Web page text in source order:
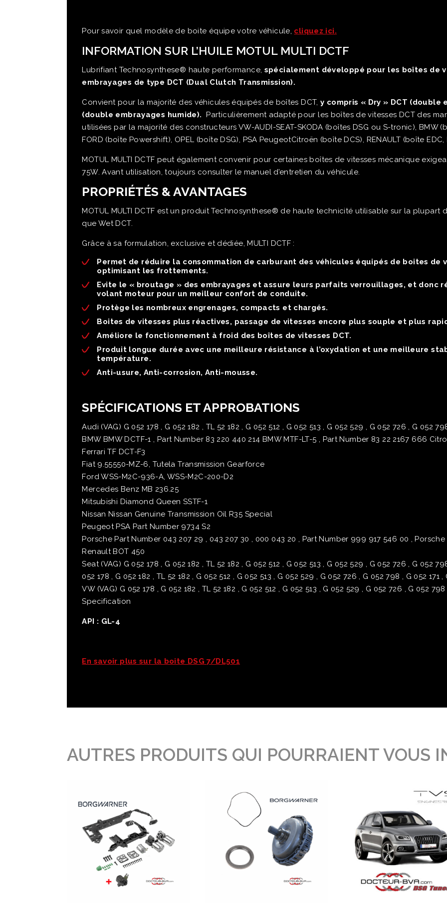
Pour savoir quel modèle de boite équipe votre véhicule, cliquez ici.
INFORMATION SUR L’HUILE MOTUL MULTI DCTF
Lubrifiant Technosynthese® haute performance, spécialement développé pour les boîtes de
embrayages de type DCT (Dual Clutch Transmission).
Convient pour la majorité des véhicules équipés de boîtes DCT,y compris « Dry » DCT (double
(double embrayages humide). Particulièrement adapté pour les boîtes de vitesses DCT des
utilisées par la majorité des constructeurs VW-AUDI-SEAT-SKODA (boîtes DSG ou S-tronic), BMW
FORD (boîte Powershift), OPEL (boîte DSG), PSA PeugeotCitroën (boîte DCS), RENAULT (boîte EDC,
MOTUL MULTI DCTF peut également convenir pour certaines boîtes de vitesses mécanique
75W. Avant utilisation, toujours consulter le manuel d’entretien du véhicule.
PROPRIÉTÉS & AVANTAGES
MOTUL MULTI DCTF est un produit Technosynthese® de haute technicité utilisable sur la plupart
que Wet DCT.
Grâce à sa formulation, exclusive et dédiée, MULTI DCTF :
Permet de réduire la consommation de carburant des véhicules équipés de boites de
optimisant les frottements.
Evite le « broutage » des embrayages et assure leurs parfaits verrouillages, et donc
volant moteur pour un meilleur confort de conduite.
Protège les nombreux engrenages, compacts et chargés.
Boites de vitesses plus réactives, passage de vitesses encore plus souple et plus
Améliore le fonctionnement à froid des boîtes de vitesses DCT.
Produit longue durée avec une meilleure résistance à l’oxydation et une meilleure
température.
Anti-usure, Anti-corrosion, Anti-mousse.
SPÉCIFICATIONS ET APPROBATIONS
Audi (VAG) G 052 178 , G 052 182 , TL 52 182 , G 052 512 , G 052 513 , G 052 529 , G 052 726 , G 052
BMW BMW DCTF-1 , Part Number 83 220 440 214 BMW MTF-LT-5 , Part Number 83 22 2167 666
Ferrari TF DCT-F3
Fiat 9.55550-MZ-6, Tutela Transmission Gearforce
Ford WSS-M2C-936-A, WSS-M2C-200-D2
Mercedes Benz MB 236.25
Mitsubishi Diamond Queen SSTF-1
Nissan Nissan Genuine Transmission Oil R35 Special
Peugeot PSA Part Number 9734 S2
Porsche Part Number 043 207 29 , 043 207 30 , 000 043 20 , Part Number 999 917 546 00 , Porsche
Renault BOT 450
Seat (VAG) G 052 178 , G 052 182 , TL 52 182 , G 052 512 , G 052 513 , G 052 529 , G 052 726 , G 052
052 178 , G 052 182 , TL 52 182 , G 052 512 , G 052 513 , G 052 529 , G 052 726 , G 052 798 , G 052 171
VW (VAG) G 052 178 , G 052 182 , TL 52 182 , G 052 512 , G 052 513 , G 052 529 , G 052 726 , G 052
Specification
API : GL-4
En savoir plus sur la boite DSG 7/DL501
AUTRES PRODUITS QUI POURRAIENT VOUS